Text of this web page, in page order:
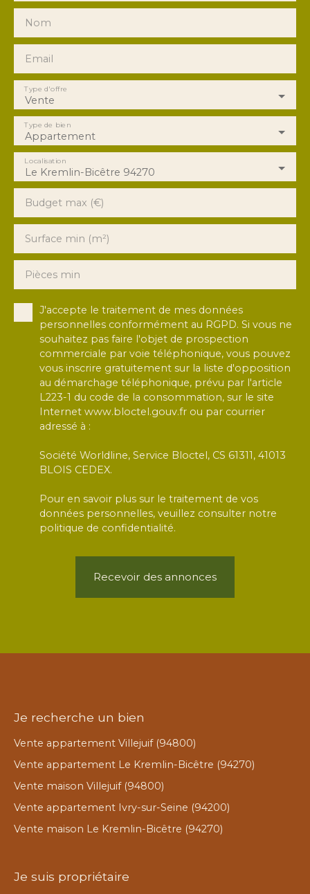
Nom
Email
Vente
Type d'offre
Appartement
Type de bien
Le Kremlin-Bicêtre 94270
Localisation
Budget max (€)
Surface min (m²)
Pièces min
J'accepte le traitement de mes données
personnelles conformément au RGPD. Si vous ne
souhaitez pas faire l'objet de prospection
commerciale par voie téléphonique, vous pouvez
vous inscrire gratuitement sur la liste d'opposition
au démarchage téléphonique, prévu par l'article
L223-1 du code de la consommation, sur le site
Internet www.bloctel.gouv.fr ou par courrier
adressé à :
Société Worldline, Service Bloctel, CS 61311, 41013
BLOIS CEDEX.
Pour en savoir plus sur le traitement de vos
données personnelles, veuillez consulter notre
politique de confidentialité.
Recevoir des annonces
Je recherche un bien
Vente appartement Villejuif (94800)
Vente appartement Le Kremlin-Bicêtre (94270)
Vente maison Villejuif (94800)
Vente appartement Ivry-sur-Seine (94200)
Vente maison Le Kremlin-Bicêtre (94270)
Je suis propriétaire